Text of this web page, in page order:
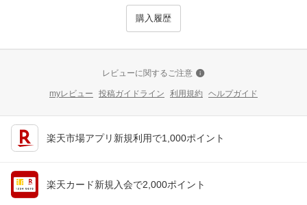
購入履歴
レビューに関するご注意
myレビュー 投稿ガイドライン 利用規約 ヘルプガイド
楽天市場アプリ新規利用で1,000ポイント
楽天カード新規入会で2,000ポイント